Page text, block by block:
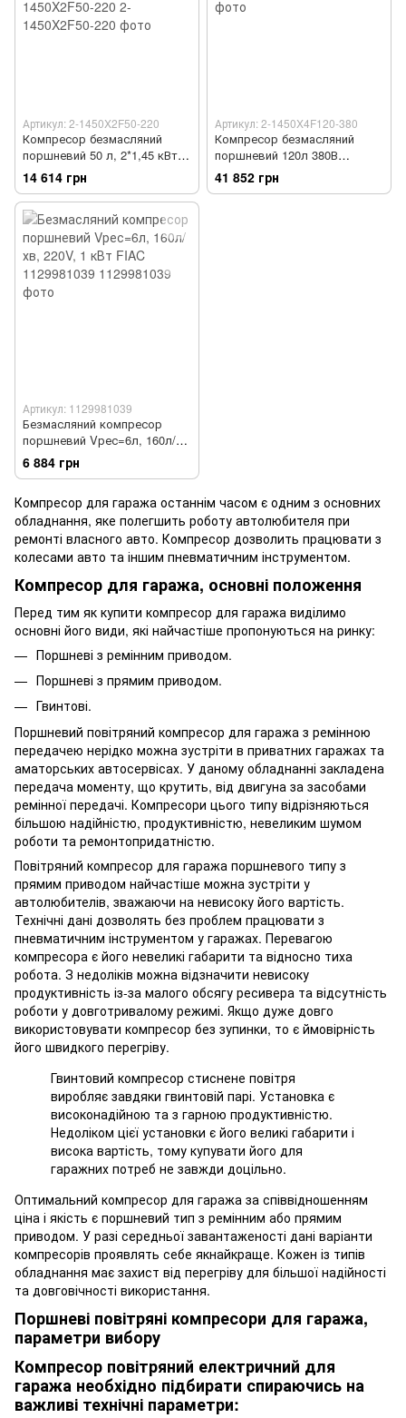
Артикул: 2-1450X2F50-220
Компресор безмасляний
поршневий 50 л, 2*1,45 кВт,
220 В, 280 л/хв, 2800 об/хв,
75 дБ AUARITA 2-1450X2F50-
220
14 614 грн
Артикул: 2-1450X4F120-380
Компресор безмасляний
поршневий 120л 380В
AUARITA 2-1450X4F120-380
41 852 грн
Артикул: 1129981039
Безмасляний компресор
поршневий Vрес=6л, 160л/
хв, 220V, 1 кВт FIAC
1129981039
6 884 грн
Компресор для гаража останнім часом є одним з основних
обладнання, яке полегшить роботу автолюбителя при
ремонті власного авто. Компресор дозволить працювати з
колесами авто та іншим пневматичним інструментом.
Компресор для гаража, основні положення
Перед тим як купити компресор для гаража виділимо
основні його види, які найчастіше пропонуються на ринку:
Поршневі з ремінним приводом.
Поршневі з прямим приводом.
Гвинтові.
Поршневий повітряний компресор для гаража з ремінною
передачею нерідко можна зустріти в приватних гаражах та
аматорських автосервісах. У даному обладнанні закладена
передача моменту, що крутить, від двигуна за засобами
ремінної передачі. Компресори цього типу відрізняються
більшою надійністю, продуктивністю, невеликим шумом
роботи та ремонтопридатністю.
Повітряний компресор для гаража поршневого типу з
прямим приводом найчастіше можна зустріти у
автолюбителів, зважаючи на невисоку його вартість.
Технічні дані дозволять без проблем працювати з
пневматичним інструментом у гаражах. Перевагою
компресора є його невеликі габарити та відносно тиха
робота. З недоліків можна відзначити невисоку
продуктивність із-за малого обсягу ресивера та відсутність
роботи у довготривалому режимі. Якщо дуже довго
використовувати компресор без зупинки, то є ймовірність
його швидкого перегріву.
Гвинтовий компресор стиснене повітря
виробляє завдяки гвинтовій парі. Установка є
високонадійною та з гарною продуктивністю.
Недоліком цієї установки є його великі габарити і
висока вартість, тому купувати його для
гаражних потреб не завжди доцільно.
Оптимальний компресор для гаража за співвідношенням
ціна і якість є поршневий тип з ремінним або прямим
приводом. У разі середньої завантаженості дані варіанти
компресорів проявлять себе якнайкраще. Кожен із типів
обладнання має захист від перегріву для більшої надійності
та довговічності використання.
Поршневі повітряні компресори для гаража,
параметри вибору
Компресор повітряний електричний для
гаража необхідно підбирати спираючись на
важливі технічні параметри: